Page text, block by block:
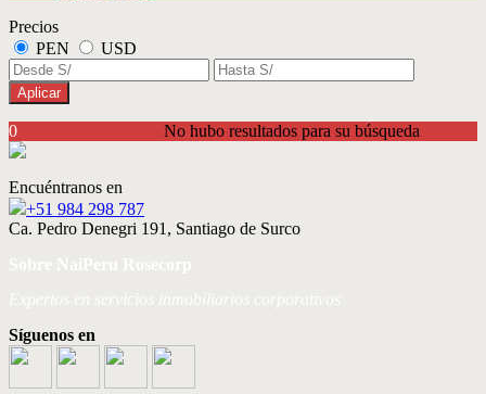
Precios
PEN
USD
Aplicar
No hubo resultados para su búsqueda
0
Encuéntranos en
+51 984 298 787
Ca. Pedro Denegri 191, Santiago de Surco
Sobre NaiPeru Rosecorp
Expertos en servicios inmobiliarios corporativos
Síguenos en